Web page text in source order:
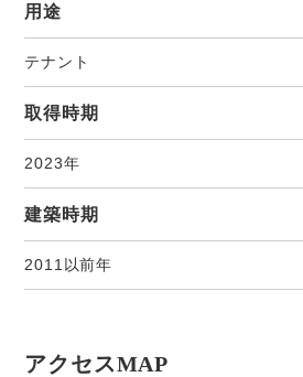
用途
テナント
取得時期
2023年
建築時期
2011以前年
アクセスMAP